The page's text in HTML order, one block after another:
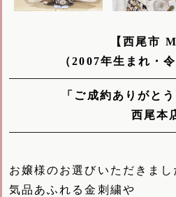
【西尾市
（2007年生まれ・
「ご成約ありがと
西尾本
お嬢様のお選びいただきまし
気品あふれる金刺繍や